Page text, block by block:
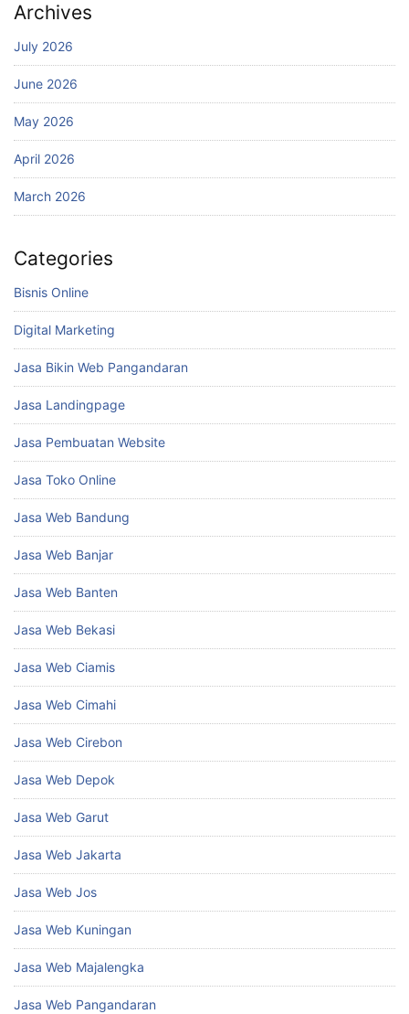
Archives
July 2026
June 2026
May 2026
April 2026
March 2026
Categories
Bisnis Online
Digital Marketing
Jasa Bikin Web Pangandaran
Jasa Landingpage
Jasa Pembuatan Website
Jasa Toko Online
Jasa Web Bandung
Jasa Web Banjar
Jasa Web Banten
Jasa Web Bekasi
Jasa Web Ciamis
Jasa Web Cimahi
Jasa Web Cirebon
Jasa Web Depok
Jasa Web Garut
Jasa Web Jakarta
Jasa Web Jos
Jasa Web Kuningan
Jasa Web Majalengka
Jasa Web Pangandaran